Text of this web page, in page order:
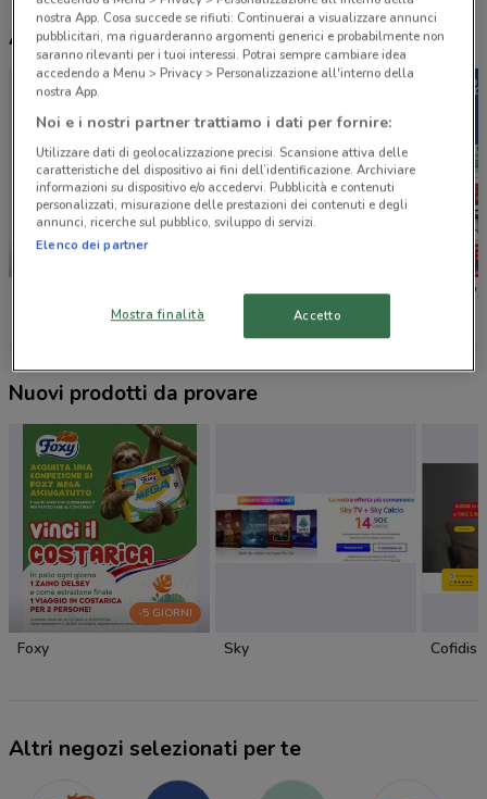
Altri volantini nelle vicinanze
Caddy's Caddy's
Nuovi prodotti da provare
-5 GIORNI
Foxy Sky Cofidis
Altri negozi selezionati per te
nostra App. Cosa succede se rifiuti: Continuerai a visualizzare annunci
pubblicitari, ma riguarderanno argomenti generici e probabilmente non
saranno rilevanti per i tuoi interessi. Potrai sempre cambiare idea
accedendo a Menu > Privacy > Personalizzazione all'interno della
nostra App.
Noi e i nostri partner trattiamo i dati per fornire:
Utilizzare dati di geolocalizzazione precisi. Scansione attiva delle
caratteristiche del dispositivo ai fini dell’identificazione. Archiviare
informazioni su dispositivo e/o accedervi. Pubblicità e contenuti
personalizzati, misurazione delle prestazioni dei contenuti e degli
annunci, ricerche sul pubblico, sviluppo di servizi.
Elenco dei partner
Mostra finalità Accetto